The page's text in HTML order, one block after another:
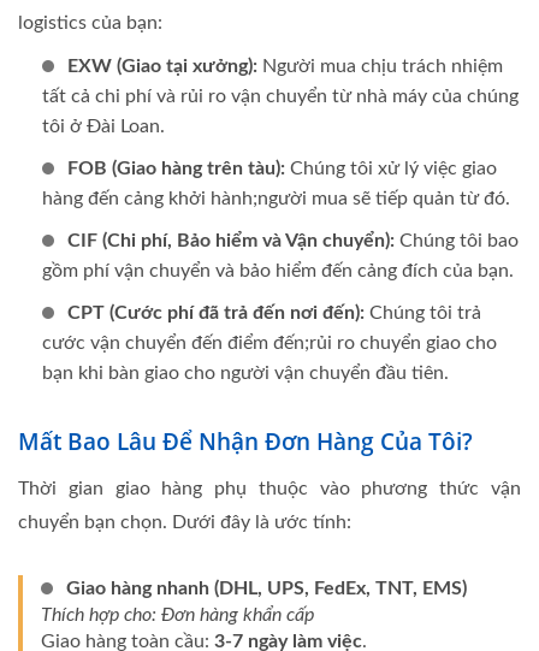
logistics của bạn:
EXW (Giao tại xưởng): Người mua chịu trách nhiệm
tất cả chi phí và rủi ro vận chuyển từ nhà máy của chúng
tôi ở Đài Loan.
FOB (Giao hàng trên tàu): Chúng tôi xử lý việc giao
hàng đến cảng khởi hành;người mua sẽ tiếp quản từ đó.
CIF (Chi phí, Bảo hiểm và Vận chuyển): Chúng tôi bao
gồm phí vận chuyển và bảo hiểm đến cảng đích của bạn.
CPT (Cước phí đã trả đến nơi đến): Chúng tôi trả
cước vận chuyển đến điểm đến;rủi ro chuyển giao cho
bạn khi bàn giao cho người vận chuyển đầu tiên.
Mất Bao Lâu Để Nhận Đơn Hàng Của Tôi?
Thời gian giao hàng phụ thuộc vào phương thức vận
chuyển bạn chọn. Dưới đây là ước tính:
Giao hàng nhanh (DHL, UPS, FedEx, TNT, EMS)
Thích hợp cho: Đơn hàng khẩn cấp
Giao hàng toàn cầu: 3-7 ngày làm việc.